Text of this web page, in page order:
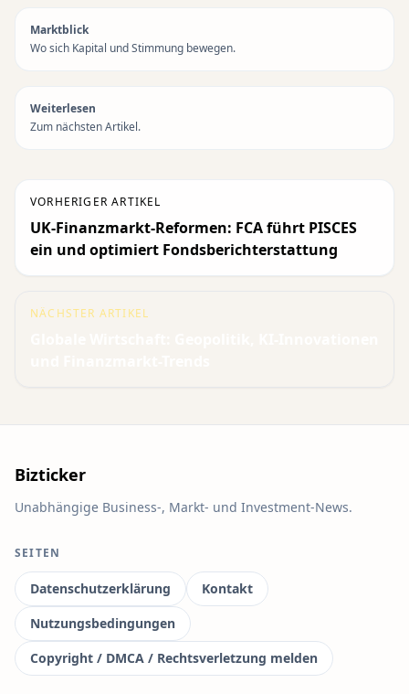
Marktblick
Wo sich Kapital und Stimmung bewegen.
Weiterlesen
Zum nächsten Artikel.
VORHERIGER ARTIKEL
UK-Finanzmarkt-Reformen: FCA führt PISCES
ein und optimiert Fondsberichterstattung
NÄCHSTER ARTIKEL
Bizticker
Unabhängige Business-, Markt- und Investment-News.
SEITEN
Datenschutzerklärung
Kontakt
Nutzungsbedingungen
Copyright / DMCA / Rechtsverletzung melden